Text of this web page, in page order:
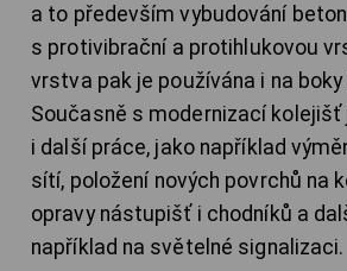
a to především vybudování
s protivibrační a protihlukovou
vrstva pak je používána i na boky
Současně s modernizací kolejišť
i další práce, jako například
sítí, položení nových povrchů na
opravy nástupišť i chodníků a
například na světelné signalizaci.